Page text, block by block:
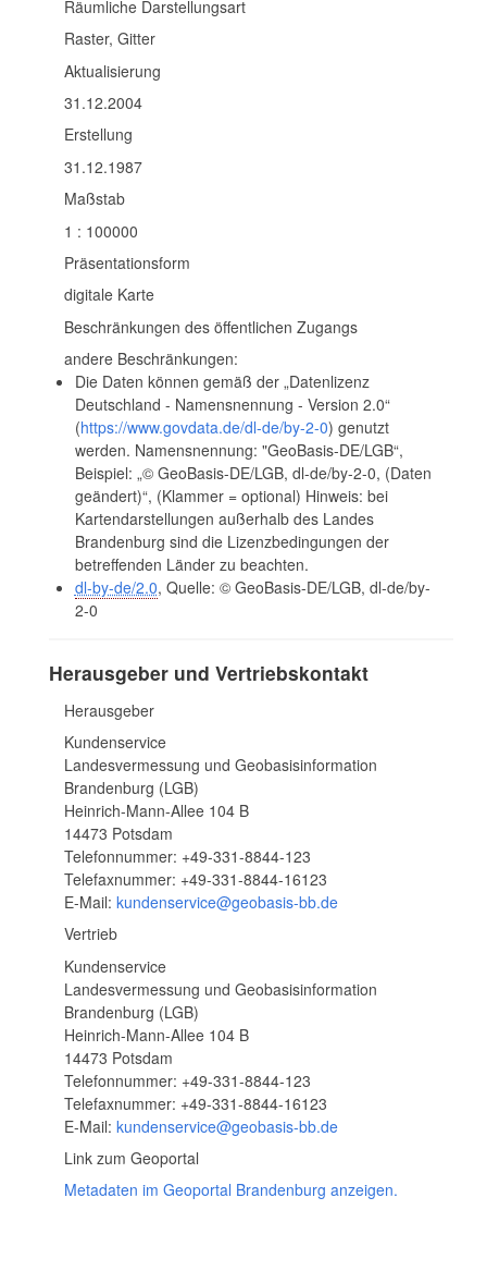
Räumliche Darstellungsart
Raster, Gitter
Aktualisierung
31.12.2004
Erstellung
31.12.1987
Maßstab
1 : 100000
Präsentationsform
digitale Karte
Beschränkungen des öffentlichen Zugangs
andere Beschränkungen:
Die Daten können gemäß der „Datenlizenz
Deutschland - Namensnennung - Version 2.0“
(https://www.govdata.de/dl-de/by-2-0) genutzt
werden. Namensnennung: "GeoBasis-DE/LGB“,
Beispiel: „© GeoBasis-DE/LGB, dl-de/by-2-0, (Daten
geändert)“, (Klammer = optional) Hinweis: bei
Kartendarstellungen außerhalb des Landes
Brandenburg sind die Lizenzbedingungen der
betreffenden Länder zu beachten.
dl-by-de/2.0, Quelle: © GeoBasis-DE/LGB, dl-de/by-
2-0
Herausgeber und Vertriebskontakt
Herausgeber
Kundenservice
Landesvermessung und Geobasisinformation
Brandenburg (LGB)
Heinrich-Mann-Allee 104 B
14473 Potsdam
Telefonnummer: +49-331-8844-123
Telefaxnummer: +49-331-8844-16123
E-Mail: kundenservice@geobasis-bb.de
Vertrieb
Kundenservice
Landesvermessung und Geobasisinformation
Brandenburg (LGB)
Heinrich-Mann-Allee 104 B
14473 Potsdam
Telefonnummer: +49-331-8844-123
Telefaxnummer: +49-331-8844-16123
E-Mail: kundenservice@geobasis-bb.de
Link zum Geoportal
Metadaten im Geoportal Brandenburg anzeigen.